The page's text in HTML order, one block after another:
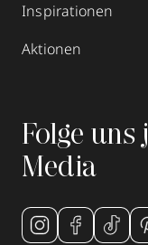
Inspirationen
Aktionen
Folge
Media